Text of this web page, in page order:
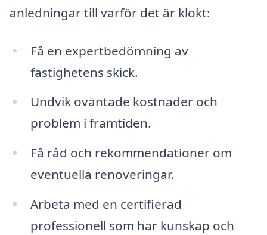
anledningar till varför det är klokt:
Få en expertbedömning av
fastighetens skick.
Undvik oväntade kostnader och
problem i framtiden.
Få råd och rekommendationer om
eventuella renoveringar.
Arbeta med en certifierad
professionell som har kunskap och